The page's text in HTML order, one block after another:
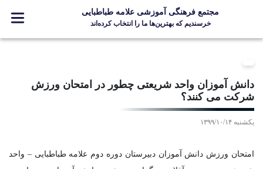
مجتمع فرهنگی آموزشی علامه طباطبایی
خرسندیم که بهترین‌ها ما را انتخاب کرده‌اند
مدارس
جشنواره ها
ارتباط با ما
دانش آموزان واحد شریعتی چطور در امتحان ورزش
شرکت می کنند؟
یکشنبه ۱۳۹۹/۱۰/۱۴
امتحان ورزش دانش آموزان دبیرستان دوره دوم علامه طباطبایی – واحد